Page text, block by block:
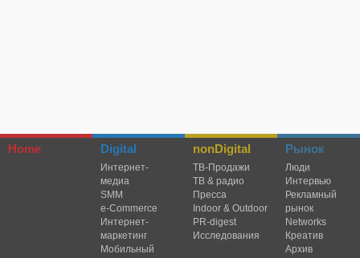
Home Digital
Интернет-
медиа
SMM
e-Commerce
Интернет-
маркетинг
Мобильный
nonDigital
TВ-Продажи
ТВ & радио
Пресса
Indoor & Outdoor
PR-digest
Исследования
Рынок
Люди
Интервью
Рекламный
рынок
Networks
Креатив
Архив